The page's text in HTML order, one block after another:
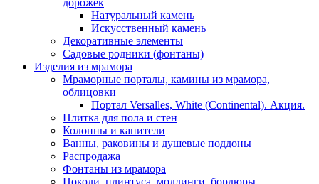
Натуральный камень
Искусственный камень
Декоративные элементы
Садовые родники (фонтаны)
Изделия из мрамора
Мраморные порталы, камины из мрамора,
облицовки
Портал Versalles, White (Continental). Акция.
Плитка для пола и стен
Колонны и капители
Ванны, раковины и душевые поддоны
Распродажа
Фонтаны из мрамора
Цоколи, плинтуса, молдинги, бордюры